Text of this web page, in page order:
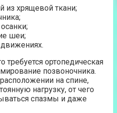
из хрящевой ткани;
шеи;
требуется ортопедическая
позвоночника.
на спине,
нагрузку, от чего
спазмы и даже